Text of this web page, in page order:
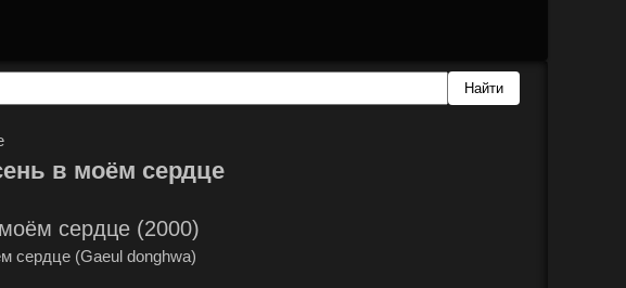
в моём сердце
сердце (2000)
сердце (Gaeul donghwa)